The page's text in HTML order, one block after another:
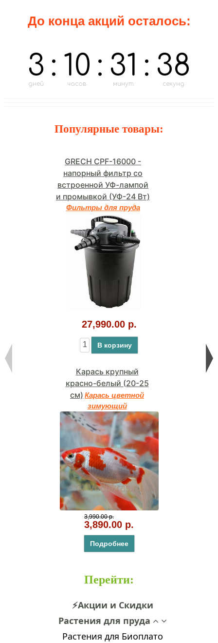
До конца акций осталось:
3
дней
: 10
часов
: 31
минут
: 37
секунд
Популярные товары:
GRECH CPF-16000 -
напорный фильтр со
встроенной УФ-лампой
и промывкой (УФ-24 Вт)
Фильтры для пруда
27,990.00 р.
В корзину
Карась крупный
красно-белый (20-25
см) Карась цветной
зимующий
3,990.00 р.
3,890.00 р.
Подробнее
Перейти:
⚡Акции и Скидки
Растения для пруда
Растения для Биоплато